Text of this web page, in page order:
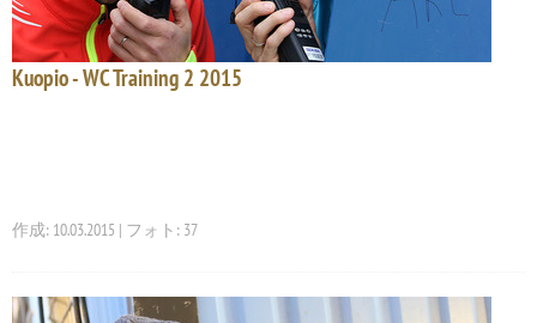
Kuopio - WC Training 2 2015
作成: 10.03.2015 | フォト: 37